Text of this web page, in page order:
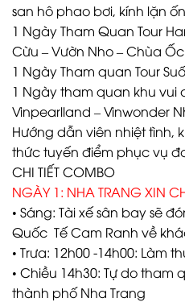
san hô phao bơi, kính lặn
1 Ngày Tham Quan Tour
Cừu – Vườn Nho – Chùa Ốc
1 Ngày Tham quan Tour
1 Ngày tham quan khu vui
Vinpearlland – Vinwonder
Hướng dẫn viên nhiệt tình,
thức tuyến điểm phục vụ
CHI TIẾT COMBO
NGÀY 1: NHA TRANG XIN
• Sáng: Tài xế sân bay sẽ
Quốc Tế Cam Ranh về
• Trưa: 12h00 -14h00: Làm
• Chiều 14h30: Tự do
thành phố Nha Trang